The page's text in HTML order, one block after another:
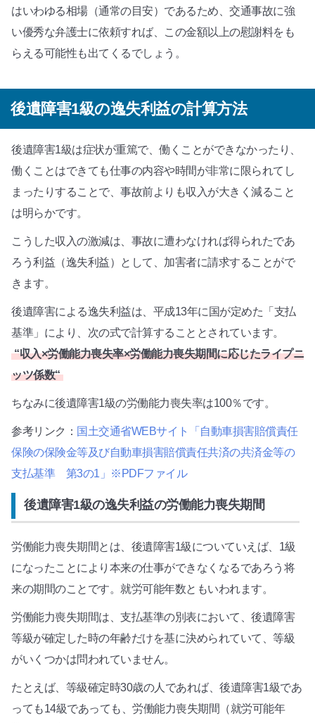
はいわゆる相場（通常の目安）であるため、交通事故に強
い優秀な弁護士に依頼すれば、この金額以上の慰謝料をも
らえる可能性も出てくるでしょう。
後遺障害1級の逸失利益の計算方法
後遺障害1級は症状が重篤で、働くことができなかったり、
働くことはできても仕事の内容や時間が非常に限られてし
まったりすることで、事故前よりも収入が大きく減ること
は明らかです。
こうした収入の激減は、事故に遭わなければ得られたであ
ろう利益（逸失利益）として、加害者に請求することがで
きます。
後遺障害による逸失利益は、平成13年に国が定めた「支払
基準」により、次の式で計算することとされています。
“収入×労働能力喪失率×労働能力喪失期間に応じたライプニ
ッツ係数“
ちなみに後遺障害1級の労働能力喪失率は100％です。
参考リンク： 国土交通省WEBサイト「自動車損害賠償責任
保険の保険金等及び自動車損害賠償責任共済の共済金等の
支払基準 第3の1」※PDFファイル
後遺障害1級の逸失利益の労働能力喪失期間
労働能力喪失期間とは、後遺障害1級についていえば、1級
になったことにより本来の仕事ができなくなるであろう将
来の期間のことです。就労可能年数ともいわれます。
労働能力喪失期間は、支払基準の別表において、後遺障害
等級が確定した時の年齢だけを基に決められていて、等級
がいくつかは問われていません。
たとえば、等級確定時30歳の人であれば、後遺障害1級であ
っても14級であっても、労働能力喪失期間（就労可能年